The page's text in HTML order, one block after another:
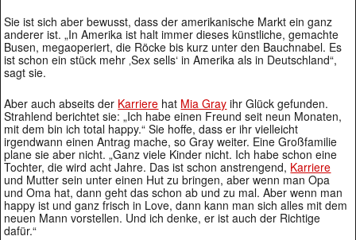
Sie ist sich aber bewusst, dass der amerikanische Markt ein ganz
anderer ist. „In Amerika ist halt immer dieses künstliche, gemachte
Busen, megaoperiert, die Röcke bis kurz unter den Bauchnabel. Es
ist schon ein stück mehr ‚Sex sells‘ in Amerika als in Deutschland“,
sagt sie.
Aber auch abseits der Karriere hat Mia Gray ihr Glück gefunden.
Strahlend berichtet sie: „Ich habe einen Freund seit neun Monaten,
mit dem bin ich total happy.“ Sie hoffe, dass er ihr vielleicht
irgendwann einen Antrag mache, so Gray weiter. Eine Großfamilie
plane sie aber nicht. „Ganz viele Kinder nicht. Ich habe schon eine
Tochter, die wird acht Jahre. Das ist schon anstrengend, Karriere
und Mutter sein unter einen Hut zu bringen, aber wenn man Opa
und Oma hat, dann geht das schon ab und zu mal. Aber wenn man
happy ist und ganz frisch in Love, dann kann man sich alles mit dem
neuen Mann vorstellen. Und ich denke, er ist auch der Richtige
dafür.“